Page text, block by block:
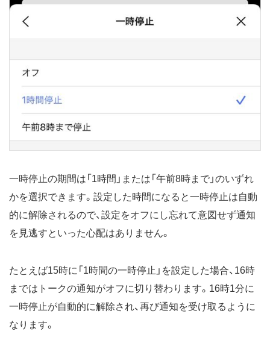
一時停止の期間は「1時間」または「午前8時まで」のいずれ
かを選択できます。設定した時間になると一時停止は自動
的に解除されるので、設定をオフにし忘れて意図せず通知
を見逃すといった心配はありません。
たとえば15時に「1時間の一時停止」を設定した場合、16時
まではトークの通知がオフに切り替わります。16時1分に
一時停止が自動的に解除され、再び通知を受け取るように
なります。